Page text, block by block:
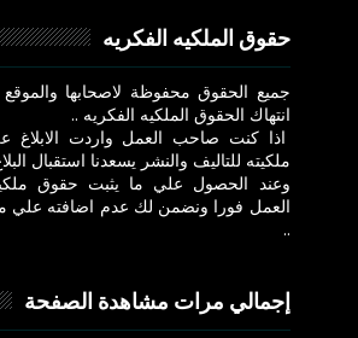
حقوق الملكيه الفكريه
جميع الحقوق محفوظة لاصحابها
انتهاك الحقوق الملكيه الفكريه ..
اذا كنت صاحب العمل واردت
ملكيته للتاليف والنشر يسعدنا استقبال
وعند الحصول علي ما يثبت حقوق
العمل فورا ونضمن لك عدم اضافته علي
..
إجمالي مرات مشاهدة الصفحة